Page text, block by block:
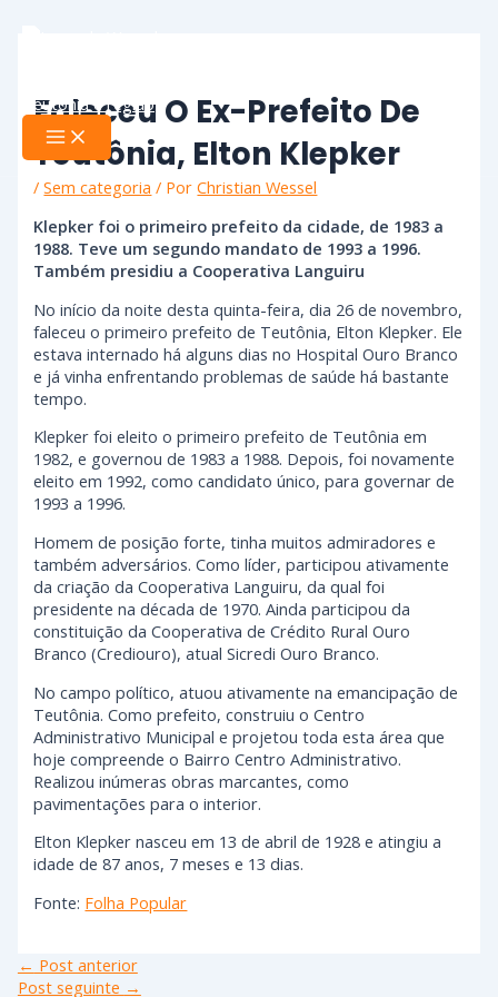
Faleceu O Ex-Prefeito De
Teutônia, Elton Klepker
/Sem categoria / PorChristian Wessel
Klepker foi o primeiro prefeito da cidade, de 1983 a
1988. Teve um segundo mandato de 1993 a 1996.
Também presidiu a Cooperativa Languiru
No início da noite desta quinta-feira, dia 26 de novembro,
faleceu o primeiro prefeito de Teutônia, Elton Klepker. Ele
estava internado há alguns dias no Hospital Ouro Branco
e já vinha enfrentando problemas de saúde há bastante
tempo.
Klepker foi eleito o primeiro prefeito de Teutônia em
1982, e governou de 1983 a 1988. Depois, foi novamente
eleito em 1992, como candidato único, para governar de
1993 a 1996.
Homem de posição forte, tinha muitos admiradores e
também adversários. Como líder, participou ativamente
da criação da Cooperativa Languiru, da qual foi
presidente na década de 1970. Ainda participou da
constituição da Cooperativa de Crédito Rural Ouro
Branco (Crediouro), atual Sicredi Ouro Branco.
No campo político, atuou ativamente na emancipação de
Teutônia. Como prefeito, construiu o Centro
Administrativo Municipal e projetou toda esta área que
hoje compreende o Bairro Centro Administrativo.
Realizou inúmeras obras marcantes, como
pavimentações para o interior.
Elton Klepker nasceu em 13 de abril de 1928 e atingiu a
idade de 87 anos, 7 meses e 13 dias.
Fonte: Folha Popular
← Post anterior
Post seguinte →